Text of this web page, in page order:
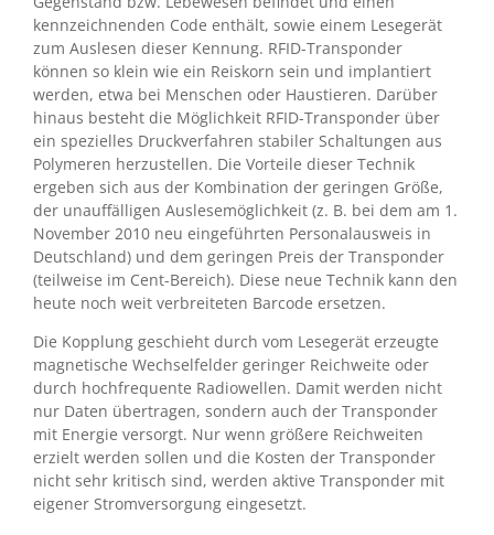
kennzeichnenden Code enthält, sowie einem Lesegerät
zum Auslesen dieser Kennung. RFID-Transponder
können so klein wie ein Reiskorn sein und implantiert
werden, etwa bei Menschen oder Haustieren. Darüber
hinaus besteht die Möglichkeit RFID-Transponder über
ein spezielles Druckverfahren stabiler Schaltungen aus
Polymeren herzustellen. Die Vorteile dieser Technik
ergeben sich aus der Kombination der geringen Größe,
der unauffälligen Auslesemöglichkeit (z. B. bei dem am 1.
November 2010 neu eingeführten Personalausweis in
Deutschland) und dem geringen Preis der Transponder
(teilweise im Cent-Bereich). Diese neue Technik kann den
heute noch weit verbreiteten Barcode ersetzen.
Die Kopplung geschieht durch vom Lesegerät erzeugte
magnetische Wechselfelder geringer Reichweite oder
durch hochfrequente Radiowellen. Damit werden nicht
nur Daten übertragen, sondern auch der Transponder
mit Energie versorgt. Nur wenn größere Reichweiten
erzielt werden sollen und die Kosten der Transponder
nicht sehr kritisch sind, werden aktive Transponder mit
eigener Stromversorgung eingesetzt.